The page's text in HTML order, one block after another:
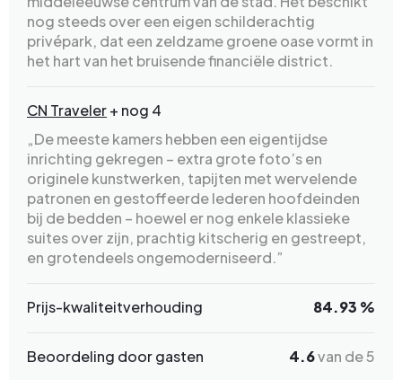
nog steeds over een eigen schilderachtig
privépark, dat een zeldzame groene oase vormt in
het hart van het bruisende financiële district.
CN Traveler+ nog 4
„De meeste kamers hebben een eigentijdse
inrichting gekregen – extra grote foto’s en
originele kunstwerken, tapijten met wervelende
patronen en gestoffeerde lederen hoofdeinden
bij de bedden – hoewel er nog enkele klassieke
suites over zijn, prachtig kitscherig en gestreept,
en grotendeels ongemoderniseerd.”
Prijs-kwaliteitverhouding 84.93 %
Beoordeling door gasten 4.6van de 5